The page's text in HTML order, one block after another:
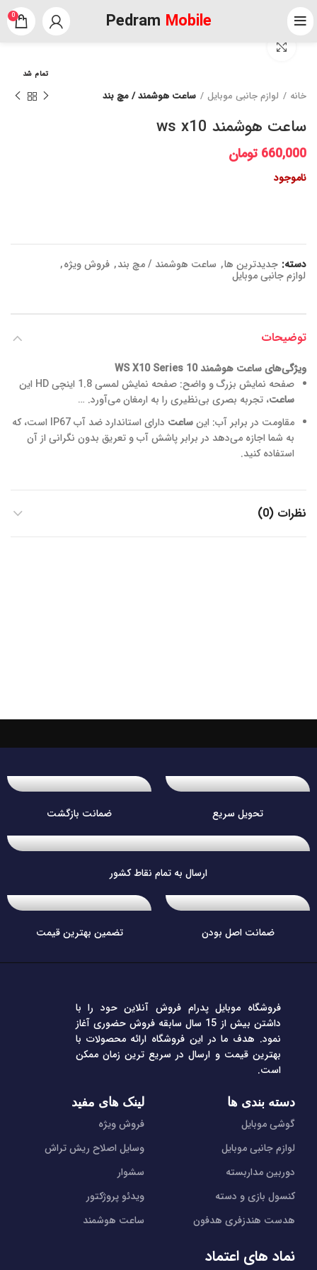
Pedram Mobile
0
تمام شد
خانه لوازم جانبی موبایل ساعت هوشمند / مچ بند
ساعت هوشمند ws x10
660,000 تومان
ناموجود
دسته: جدیدترین ها, ساعت هوشمند / مچ بند, فروش ویژه,
لوازم جانبی موبایل
توضیحات
ویژگی‌های ساعت هوشمند WS X10 Series 10
صفحه نمایش بزرگ و واضح: صفحه نمایش لمسی 1.8 اینچی HD این
ساعت، تجربه بصری بی‌نظیری را به ارمغان می‌آورد. …
مقاومت در برابر آب: اینساعت
دارای استاندارد ضد آب IP67 است، که
به شما اجازه می‌دهد در برابر پاشش آب و تعریق بدون نگرانی از آن
استفاده کنید.
نظرات (0)
تحویل سریع ضمانت بازگشت
ارسال به تمام نقاط کشور
ضمانت اصل بودن تضمین بهترین قیمت
فروشگاه موبایل پدرام فروش آنلاین حود را با
داشتن بیش از 15 سال سابقه فروش حضوری آغاز
نمود. هدف ما در این فروشگاه ارائه محصولات با
بهترین قیمت و ارسال در سریع ترین زمان ممکن
است.
دسته بندی ها
گوشی موبایل
لوازم جانبی موبایل
دوربین مداربسته
کنسول بازی و دسته
هدست هندزفری هدفون
لینک های مفید
فروش ویژه
وسایل اصلاح ریش تراش
سشوار
ویدئو پروژکتور
ساعت هوشمند
نماد های اعتماد